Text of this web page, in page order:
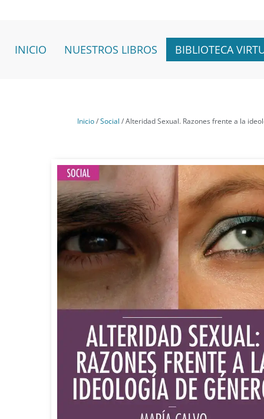
INICIO NUESTROS LIBROS BIBLIOTECA
Inicio/Social / Alteridad Sexual. Razones frente a la